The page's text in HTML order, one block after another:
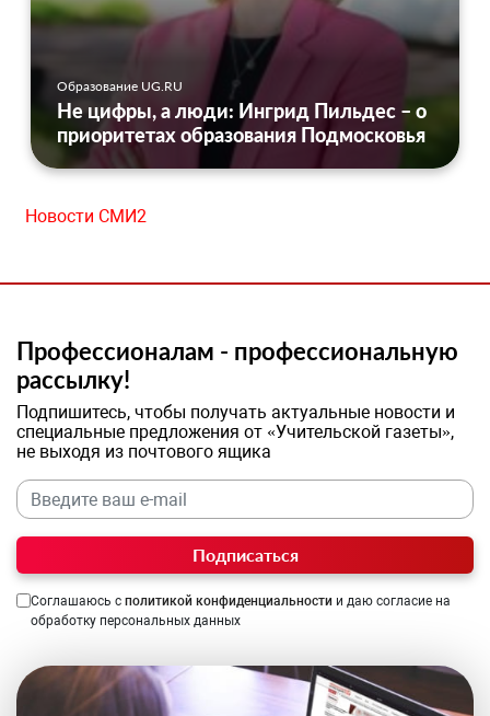
Образование UG.RU
Не цифры, а люди: Ингрид Пильдес – о
приоритетах образования Подмосковья
Новости СМИ2
Профессионалам - профессиональную
рассылку!
Подпишитесь, чтобы получать актуальные новости и
специальные предложения от «Учительской газеты»,
не выходя из почтового ящика
Подписаться
Соглашаюсь с политикой конфиденциальности и даю согласие на
обработку персональных данных